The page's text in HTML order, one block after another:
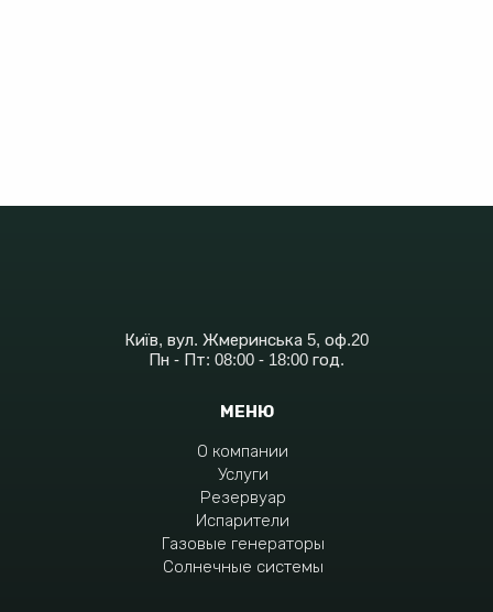
Київ, вул. Жмеринська 5, оф.20
Пн - Пт: 08:00 - 18:00 год.
МЕНЮ
О компании
Услуги
Резервуар
Испарители
Газовые генераторы
Солнечные системы